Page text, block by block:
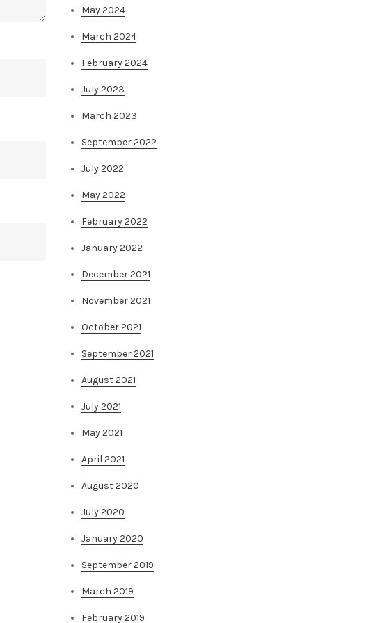
May 2024
March 2024
February 2024
July 2023
March 2023
September 2022
July 2022
May 2022
February 2022
January 2022
December 2021
November 2021
October 2021
September 2021
August 2021
July 2021
May 2021
April 2021
August 2020
July 2020
January 2020
September 2019
March 2019
February 2019